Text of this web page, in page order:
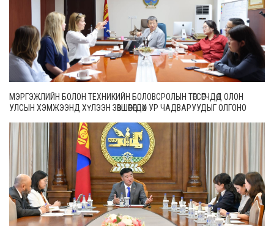
МЭРГЭЖЛИЙН БОЛОН ТЕХНИКИЙН БОЛОВСРОЛЫН ТӨГСӨГЧДӨД ОЛОН
УЛСЫН ХЭМЖЭЭНД ХҮЛЭЭН ЗӨВШӨӨРӨГДӨХ УР ЧАДВАРУУДЫГ ОЛГОНО